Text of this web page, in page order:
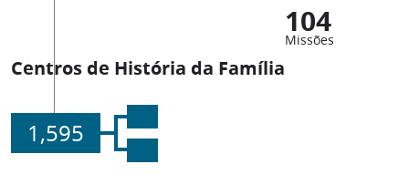
104
Missões
Centros de História da Família
1,595